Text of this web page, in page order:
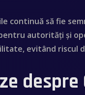
continuă să fie
autorități și
evitând riscul